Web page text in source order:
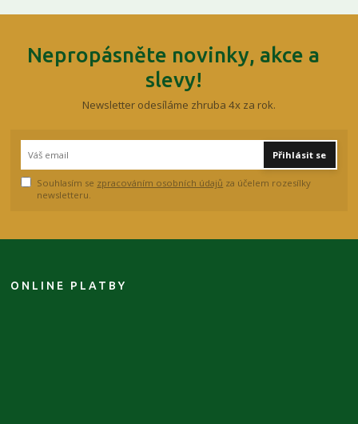
Nepropásněte novinky, akce a
slevy!
Newsletter odesíláme zhruba 4x za rok.
Přihlásit se
Souhlasím se zpracováním osobních údajů za účelem rozesílky
newsletteru.
ONLINE PLATBY